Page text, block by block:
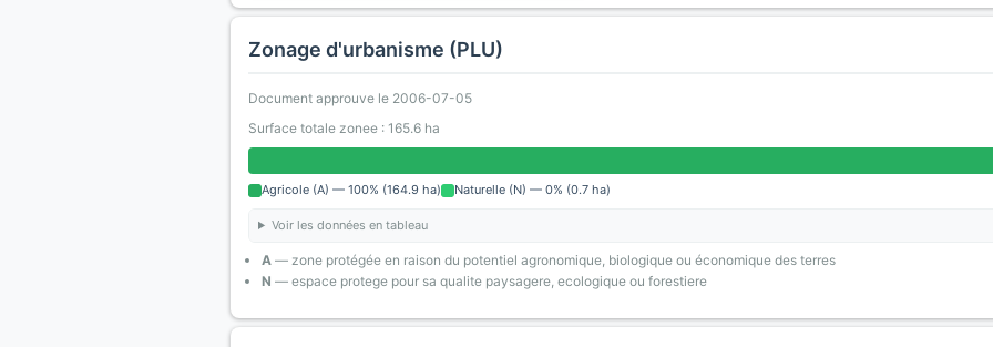
Zonage d'urbanisme (PLU)
Document approuve le 2006-07-05
Surface totale zonee : 165.6 ha
Agricole (A) — 100% (164.9 ha) Naturelle (N) — 0% (0.7 ha)
Voir les données en tableau
A — zone protégée en raison du potentiel agronomique, biologique ou économique des terres
N — espace protege pour sa qualite paysagere, ecologique ou forestiere